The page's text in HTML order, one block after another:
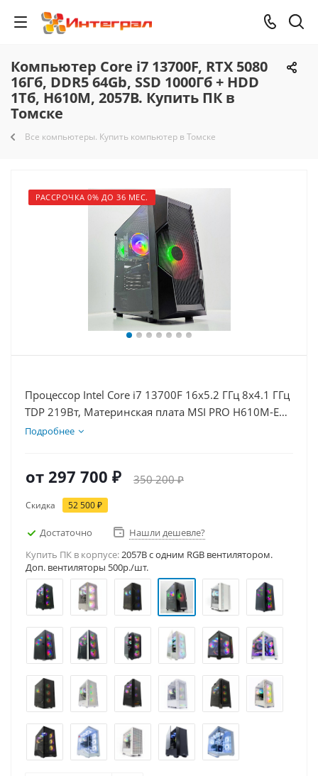
Компьютер Core i7 13700F, RTX 5080
16Гб, DDR5 64Gb, SSD 1000Гб + HDD
1Тб, H610M, 2057B. Купить ПК в
Томске
Все компьютеры. Купить компьютер в Томске
РАССРОЧКА 0% ДО 36 МЕС.
Процессор Intel Core i7 13700F 16x5.2 ГГц 8x4.1 ГГц
TDP 219Вт, Материнская плата MSI PRO H610M-E
D5, Видеокарта RTX 5080 16Гб, Память
Подробнее
от 297 700 ₽ 350 200 ₽
Скидка 52 500 ₽
Достаточно
Нашли дешевле?
Купить ПК в корпусе:2057B c одним RGB вентилятором.
Доп. вентиляторы 500р./шт.